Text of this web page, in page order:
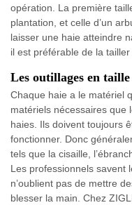
opération. La première
plantation, et celle d’un
laisser une haie atteindre
il est préférable de la
Les outillages en
Chaque haie a le matériel
matériels nécessaires que
haies. Ils doivent toujours
fonctionner. Donc
tels que la cisaille,
Les professionnels savent
n’oublient pas de mettre
blesser la main. Chez